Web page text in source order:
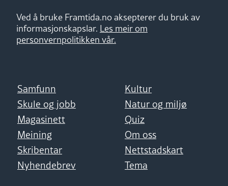
Ved å bruke Framtida.no aksepterer du bruk av
informasjonskapslar. Les meir om
personvernpolitikken vår.
Samfunn
Kultur
Skule og jobb
Natur og miljø
Magasinett
Quiz
Meining
Om oss
Skribentar
Nettstadskart
Nyhendebrev
Tema